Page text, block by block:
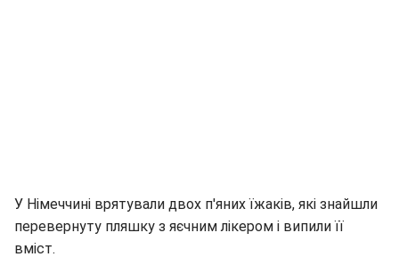
У Німеччині врятували двох п'яних їжаків, які знайшли
перевернуту пляшку з яєчним лікером і випили її
вміст.